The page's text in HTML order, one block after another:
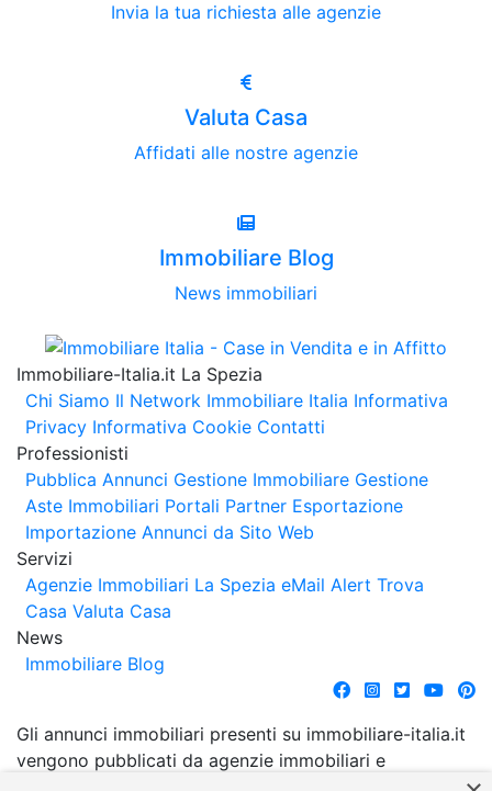
Invia la tua richiesta alle agenzie
Valuta Casa
Affidati alle nostre agenzie
Immobiliare Blog
News immobiliari
Immobiliare-Italia.it La Spezia
Chi Siamo Il Network Immobiliare Italia Informativa
Privacy Informativa Cookie Contatti
Professionisti
Pubblica Annunci Gestione Immobiliare Gestione
Aste Immobiliari Portali Partner Esportazione
Importazione Annunci da Sito Web
Servizi
Agenzie Immobiliari La Spezia eMail Alert Trova
Casa Valuta Casa
News
Immobiliare Blog
Gli annunci immobiliari presenti su immobiliare-italia.it
vengono pubblicati da agenzie immobiliari e